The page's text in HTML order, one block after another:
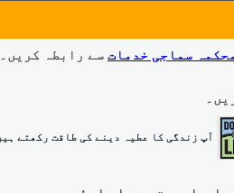
محکمہ سماجی خدمات سے رابطہ کریں۔
آپ زندگی کا عطیہ دینے کی طاقت رکھتے